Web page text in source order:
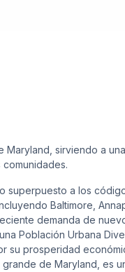
sirviendo a
superpuesto a los
Baltimore,
demanda de
Población Urbana
su prosperidad
de Maryland, es